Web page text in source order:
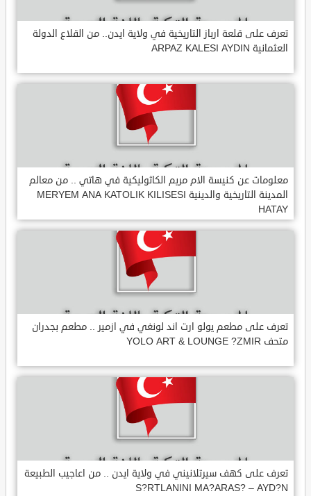
تعرف على قلعة ارباز التاريخية في ولاية ايدن.. من القلاع الدولة
العثمانية ARPAZ KALESI AYDIN
معلومات عن كنيسة الام مريم الكاثوليكية في هاتي .. من معالم
المدينة التاريخية والدينية MERYEM ANA KATOLIK KILISESI
HATAY
تعرف على مطعم يولو ارت اند لونغي في ازمير .. مطعم بجدران
متحف YOLO ART & LOUNGE ?ZMIR
تعرف على كهف سيرتلانيني في ولاية ايدن .. من اعاجيب الطبيعة
S?RTLANINI MA?ARAS? – AYD?N